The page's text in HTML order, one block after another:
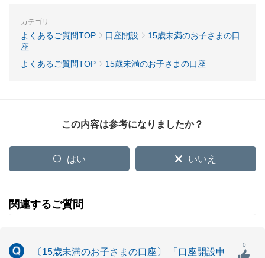
カテゴリ
よくあるご質問TOP 口座開設
15歳未満のお子さまの口
座
よくあるご質問TOP
15歳未満のお子さまの口座
この内容は参考になりましたか？
はい いいえ
関連するご質問
〔15歳未満のお子さまの口座〕 「口座開設申
0